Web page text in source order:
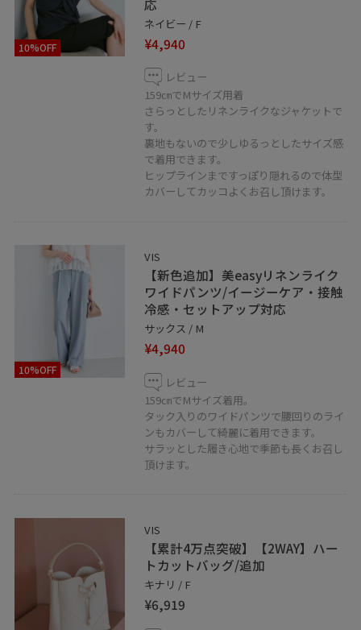
10%OFF
応
ネイビー / F
¥4,940
レビュー
159㎝でMサイズ用着
さらっとしたリネンライクなジャケットで
す。
裏地もないので少しゆるっとしたサイズ感
で着用できます。
ヒップラインまですっぽり隠れるので体型
カバーしてカッコよくお召し頂けます。
10%OFF
VIS
【新色追加】美easyリネンライク
ワイドパンツ/イージーケア・接触
冷感・セットアップ対応
サックス / M
¥4,940
レビュー
159㎝でMサイズ着用。
タック入りのワイドパンツで腰回りのライ
ンもカバーして綺麗に着用できます。
サラッとした履き心地で季節も長くお召し
頂けます。
VIS
【累計4万点突破】【2WAY】ハー
トカットバッグ/追加
キナリ / F
¥6,919